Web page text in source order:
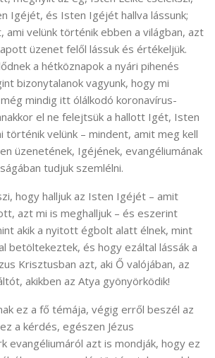
Igéjét, és Isten Igéjét hallva lássunk;
ami velünk történik ebben a világban, azt
üzenet felől lássuk és értékeljük.
a hétköznapok a nyári pihenés
bizonytalanok vagyunk, hogy mi
mindig itt ólálkodó koronavírus-
el ne felejtsük a hallott Igét, Isten
történik velünk – mindent, amit meg kell
üzenetének, Igéjének, evangéliumának
tudjuk szemlélni.
hogy halljuk az Isten Igéjét – amit
azt mi is meghalljuk – és eszerint
akik a nyitott égbolt alatt élnek, mint
betöltekeztek, és hogy ezáltal lássák a
Krisztusban azt, aki Ő valójában, az
akikben az Atya gyönyörködik!
ez a fő témája, végig erről beszél az
a kérdés, egészen Jézus
evangéliumáról azt is mondják, hogy ez